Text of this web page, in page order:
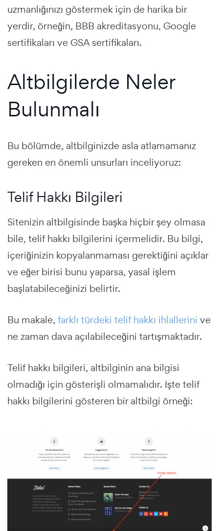
uzmanlığınızı göstermek için de harika bir
yerdir, örneğin, BBB akreditasyonu, Google
sertifikaları ve GSA sertifikaları.
Altbilgilerde Neler
Bulunmalı
Bu bölümde, altbilginizde asla atlamamanız
gereken en önemli unsurları inceliyoruz:
Telif Hakkı Bilgileri
Sitenizin altbilgisinde başka hiçbir şey olmasa
bile, telif hakkı bilgilerini içermelidir. Bu bilgi,
içeriğinizin kopyalanmaması gerektiğini açıklar
ve eğer birisi bunu yaparsa, yasal işlem
başlatabileceğinizi belirtir.
Bu makale, farklı türdeki telif hakkı ihlallerini ve
ne zaman dava açılabileceğini tartışmaktadır.
Telif hakkı bilgileri, altbilginin ana bilgisi
olmadığı için gösterişli olmamalıdır. İşte telif
hakkı bilgilerini gösteren bir altbilgi örneği: